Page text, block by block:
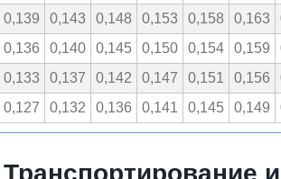
0,139 0,143 0,148 0,153 0,158 0,163
0,136 0,140 0,145 0,150 0,154 0,159
0,133 0,137 0,142 0,147 0,151 0,156
0,127 0,132 0,136 0,141 0,145 0,149
Транспортирование